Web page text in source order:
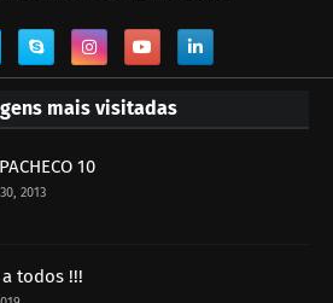
mais visitadas
10
2013
todos !!!